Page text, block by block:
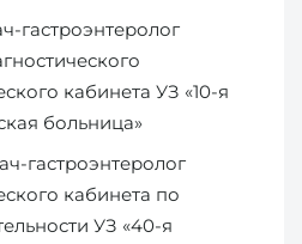
гастроэнтеролог
кабинета УЗ «10-я
больница»
гастроэнтеролог
кабинета по
УЗ «40-я